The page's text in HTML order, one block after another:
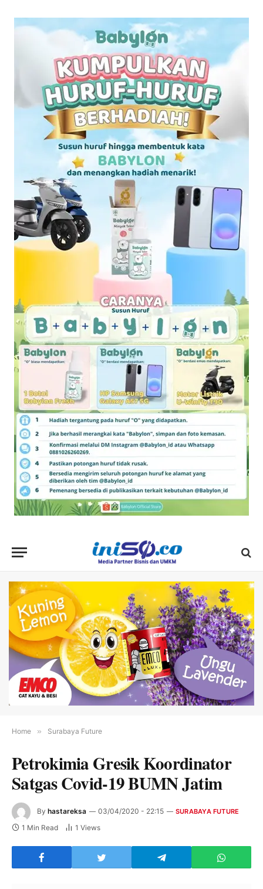
Home » Surabaya Future
Petrokimia Gresik Koordinator
Satgas Covid-19 BUMN Jatim
By hastareksa 03/04/2020 - 22:15 SURABAYA FUTURE
1 Min Read 1 Views